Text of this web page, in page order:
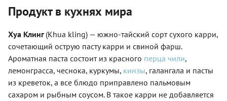
Продукт в кухнях мира
Хуа Клинг (Khua kling) — южно-тайский сорт сухого карри,
сочетающий острую пасту карри и свиной фарш.
Ароматная паста состоит из красного перца чили,
лемонграсса, чеснока, куркумы, кинзы, галангала и пасты
из креветок, а все блюдо приправлено пальмовым
сахаром и рыбным соусом. В такое карри не добавляется